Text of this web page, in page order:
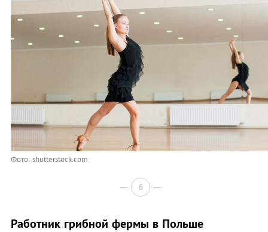
Фото: shutterstock.com
6
Работник грибной фермы в Польше